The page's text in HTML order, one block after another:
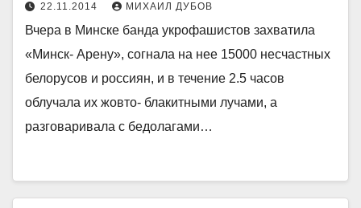
22.11.2014 МИХАИЛ ДУБОВ
Вчера в Минске банда укрофашистов захватила
«Минск- Арену», согнала на нее 15000 несчастных
белорусов и россиян, и в течение 2.5 часов
облучала их жовто- блакитными лучами, а
разговаривала с бедолагами…